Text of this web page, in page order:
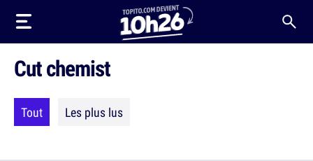
Cut chemist
Tout Les plus lus